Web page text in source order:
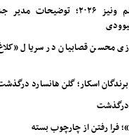
فستیوال فیلم ونیز ۲۰۲۶؛
محسن قصابیان در سریال
اسکار؛ گلن هانسارد
درگذشت
فرا رفتن از چارچوب بسته